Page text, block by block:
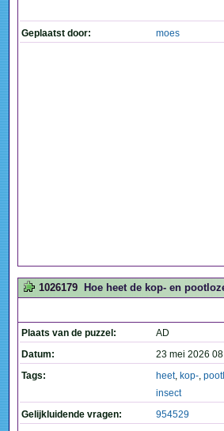
Geplaatst door: moes
1026179 Hoe heet de kop- en
Plaats van de puzzel:
AD
Datum:
23 mei 2026
Tags:
heet, kop-,
insect
Gelijkluidende vragen:
954529